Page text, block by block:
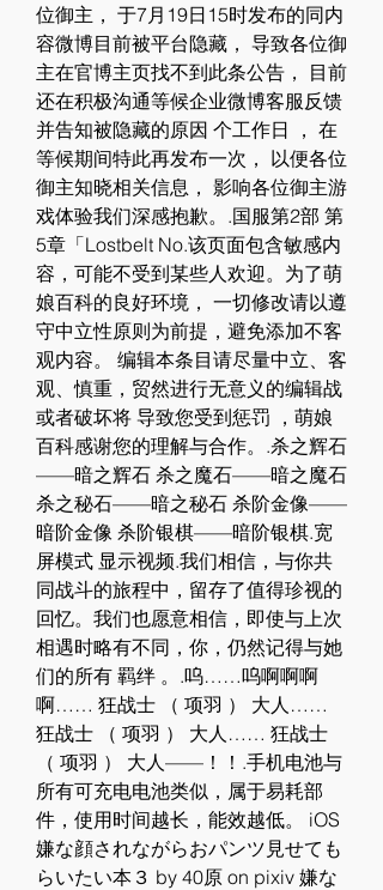
位御主， 于7月19日15时发布的同内
容微博目前被平台隐藏， 导致各位御
主在官博主页找不到此条公告， 目前
还在积极沟通等候企业微博客服反馈
并告知被隐藏的原因 个工作日 ， 在
等候期间特此再发布一次， 以便各位
御主知晓相关信息， 影响各位御主游
戏体验我们深感抱歉。.国服第2部 第
5章「Lostbelt No.该页面包含敏感内
容，可能不受到某些人欢迎。为了萌
娘百科的良好环境， 一切修改请以遵
守中立性原则为前提，避免添加不客
观内容。 编辑本条目请尽量中立、客
观、慎重，贸然进行无意义的编辑战
或者破坏将 导致您受到惩罚 ，萌娘
百科感谢您的理解与合作。.杀之辉石
——暗之辉石 杀之魔石——暗之魔石
杀之秘石——暗之秘石 杀阶金像——
暗阶金像 杀阶银棋——暗阶银棋.宽
屏模式 显示视频.我们相信，与你共
同战斗的旅程中，留存了值得珍视的
回忆。我们也愿意相信，即使与上次
相遇时略有不同，你，仍然记得与她
们的所有 羁绊 。.呜……呜啊啊啊
啊…… 狂战士 （ 项羽 ） 大人……
狂战士 （ 项羽 ） 大人…… 狂战士
（ 项羽 ） 大人——！！.手机电池与
所有可充电电池类似，属于易耗部
件，使用时间越长，能效越低。 iOS
嫌な顔されながらおパンツ見せても
らいたい本３ by 40原 on pixiv 嫌な